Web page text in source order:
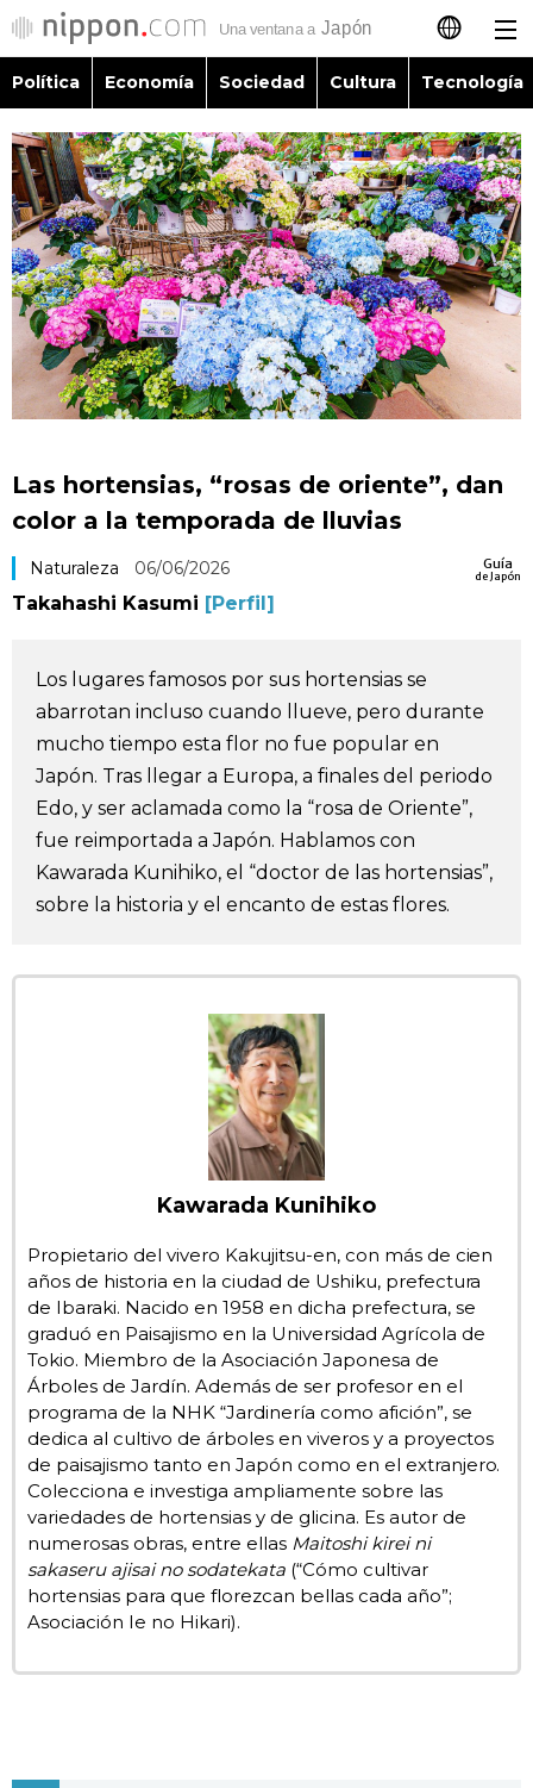
日本語
English
简体字
繁體字
Français
العربية
Política
Economía
Sociedad
Tecnología
Vida
Vídeos e imágenes
En profundidad
Más
Noticias
Datos de Japón
Fragmentos de Japón
Tokio
Avisos
official SNS
Política Economía Sociedad Cultura Tecnología
Las hortensias, “rosas de oriente”, dan
color a la temporada de lluvias
Guía
de Japón
Naturaleza 06/06/2026
Takahashi Kasumi [Perfil]
Los lugares famosos por sus hortensias se
abarrotan incluso cuando llueve, pero durante
mucho tiempo esta flor no fue popular en
Japón. Tras llegar a Europa, a finales del periodo
Edo, y ser aclamada como la “rosa de Oriente”,
fue reimportada a Japón. Hablamos con
Kawarada Kunihiko, el “doctor de las hortensias”,
sobre la historia y el encanto de estas flores.
Kawarada Kunihiko
Propietario del vivero Kakujitsu-en, con más de cien
años de historia en la ciudad de Ushiku, prefectura
de Ibaraki. Nacido en 1958 en dicha prefectura, se
graduó en Paisajismo en la Universidad Agrícola de
Tokio. Miembro de la Asociación Japonesa de
Árboles de Jardín. Además de ser profesor en el
programa de la NHK “Jardinería como afición”, se
dedica al cultivo de árboles en viveros y a proyectos
de paisajismo tanto en Japón como en el extranjero.
Colecciona e investiga ampliamente sobre las
variedades de hortensias y de glicina. Es autor de
numerosas obras, entre ellas Maitoshi kirei ni
sakaseru ajisai no sodatekata(“Cómo cultivar
hortensias para que florezcan bellas cada año”;
Asociación Ie no Hikari).